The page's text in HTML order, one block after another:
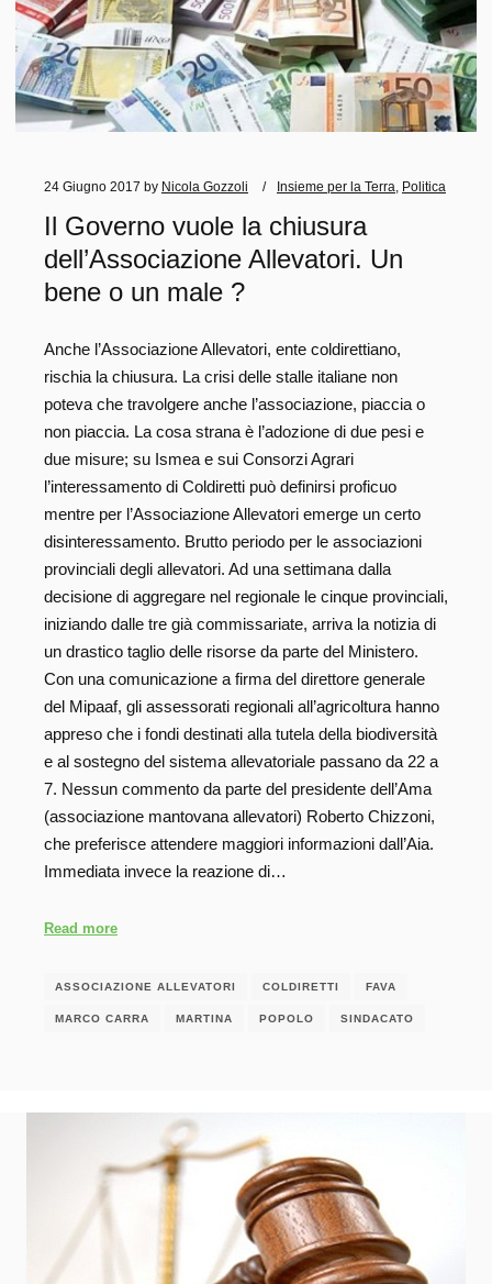
24 Giugno 2017 by Nicola Gozzoli Insieme per la Terra Politica
Il Governo vuole la chiusura
dell’Associazione Allevatori. Un
bene o un male ?
Anche l’Associazione Allevatori, ente coldirettiano,
rischia la chiusura. La crisi delle stalle italiane non
poteva che travolgere anche l’associazione, piaccia o
non piaccia. La cosa strana è l’adozione di due pesi e
due misure; su Ismea e sui Consorzi Agrari
l’interessamento di Coldiretti può definirsi proficuo
mentre per l’Associazione Allevatori emerge un certo
disinteressamento. Brutto periodo per le associazioni
provinciali degli allevatori. Ad una settimana dalla
decisione di aggregare nel regionale le cinque provinciali,
iniziando dalle tre già commissariate, arriva la notizia di
un drastico taglio delle risorse da parte del Ministero.
Con una comunicazione a firma del direttore generale
del Mipaaf, gli assessorati regionali all’agricoltura hanno
appreso che i fondi destinati alla tutela della biodiversità
e al sostegno del sistema allevatoriale passano da 22 a
7. Nessun commento da parte del presidente dell’Ama
(associazione mantovana allevatori) Roberto Chizzoni,
che preferisce attendere maggiori informazioni dall’Aia.
Immediata invece la reazione di…
Read more
ASSOCIAZIONE ALLEVATORI COLDIRETTI FAVA
MARCO CARRA MARTINA POPOLO SINDACATO